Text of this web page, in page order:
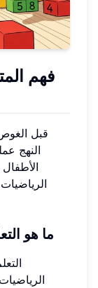
فهم
قبل
النهج
ما هو